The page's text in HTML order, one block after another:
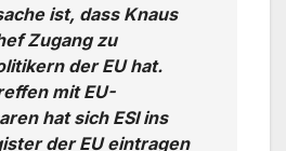
ist, dass Knaus
Zugang zu
der EU hat.
mit EU-
hat sich ESI ins
der EU eintragen